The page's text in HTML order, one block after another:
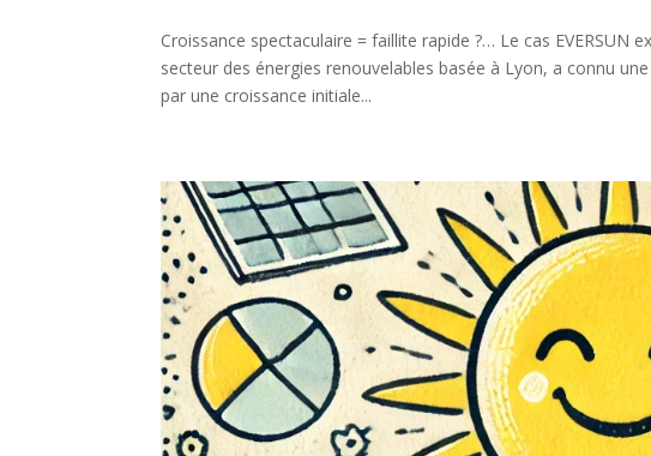
Croissance spectaculaire = faillite rapide ?… Le cas EVERSUN
secteur des énergies renouvelables basée à Lyon, a connu
par une croissance initiale...